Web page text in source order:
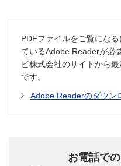
PDFファイルをご覧にな
ているAdobe Readerが必
ビ株式会社のサイトから
です。
Adobe Readerのダウン
お電話で